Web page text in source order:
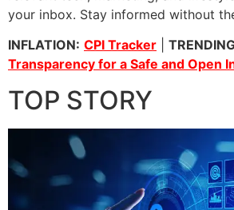
your inbox. Stay informed without
INFLATION: CPI Tracker
Transparency for a Safe and Open
TOP STORY